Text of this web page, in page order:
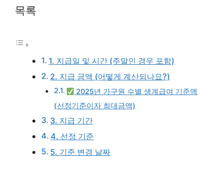
목록
1. 지급일 및 시간 (주말인 경우 포함)
2. 지급 금액 (어떻게 계산되나요?)
2025년 가구원 수별 생계급여 기준액
(선정기준이자 최대금액)
3. 지급 기간
4. 선정 기준
5. 기준 변경 날짜